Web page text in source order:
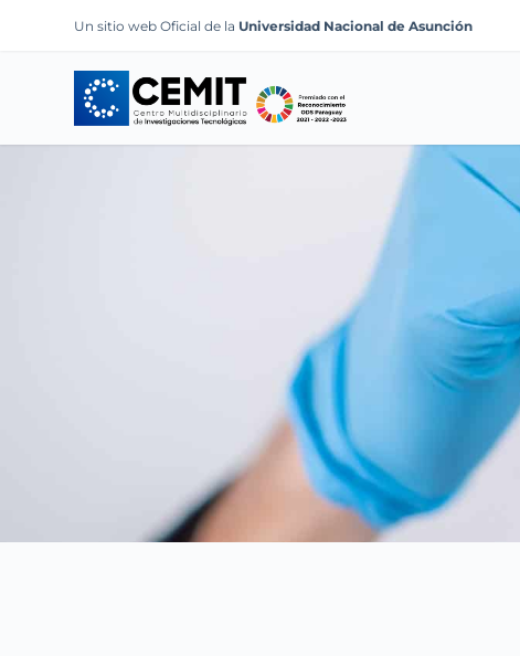
t
Un sitio web Oficial de la Universidad Nacional de Asunción